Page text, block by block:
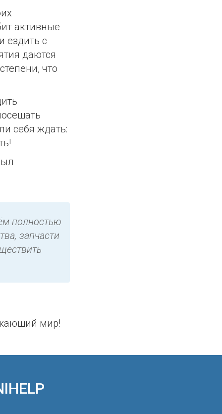
активные
ездить с
даются
что
себя ждать:
полностью
запчасти
мир!